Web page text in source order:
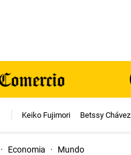
Keiko Fujimori Betssy Chávez
· Economia · Mundo